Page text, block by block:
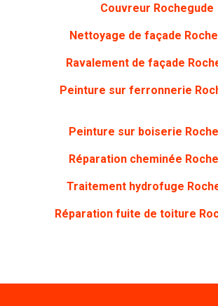
Couvreur Rochegude
Nettoyage de façade
Ravalement de façade
Peinture sur ferronnerie
Peinture sur boiserie
Réparation cheminée
Traitement hydrofuge
Réparation fuite de toiture